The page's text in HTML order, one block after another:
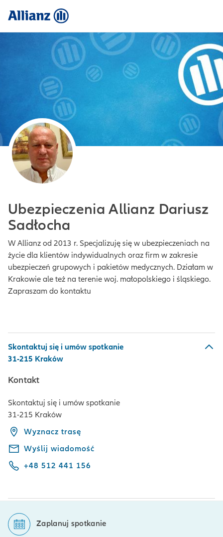
Ubezpieczenia Allianz Dariusz
Sadłocha
W Allianz od 2013 r. Specjalizuję się w ubezpieczeniach na
życie dla klientów indywidualnych oraz firm w zakresie
ubezpieczeń grupowych i pakietów medycznych. Działam w
Krakowie ale też na terenie woj. małopolskiego i śląskiego.
Zapraszam do kontaktu
Skontaktuj się i umów spotkanie
31-215 Kraków
Kontakt
Skontaktuj się i umów spotkanie
31-215 Kraków
Wyznacz trasę
Wyślij wiadomość
+48 512 441 156
Zaplanuj spotkanie